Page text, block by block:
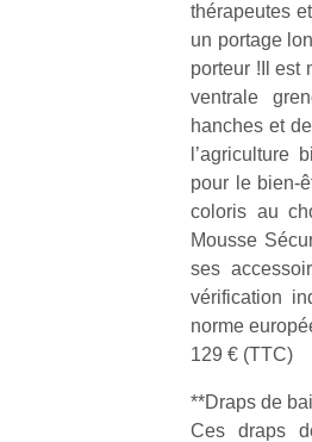
thérapeutes
un portage
porteur !Il est
ventrale
hanches et
l’agriculture
pour le bien-
coloris au
Mousse
ses
vérification
norme
129 € (TTC)
**Draps de
Ces draps
Les